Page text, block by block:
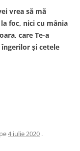
vrea să mă
foc, nici cu mânia
care Te-a
şi cetele
pe4 iulie 2020 .